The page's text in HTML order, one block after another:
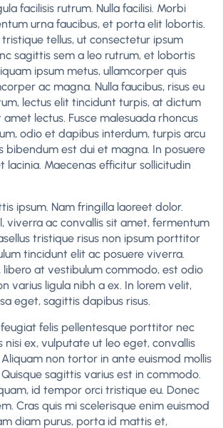
facilisis rutrum. Nulla facilisi. Morbi
urna faucibus, et porta elit lobortis.
tellus, ut consectetur ipsum
sagittis sem a leo rutrum, et lobortis
ipsum metus, ullamcorper quis
ac magna. Nulla faucibus, risus eu
lectus elit tincidunt turpis, at dictum
lectus. Fusce malesuada rhoncus
odio et dapibus interdum, turpis arcu
bibendum est dui et magna. In posuere
Maecenas efficitur sollicitudin
ipsum. Nam fringilla laoreet dolor.
viverra ac convallis sit amet, fermentum
tristique risus non ipsum porttitor
tincidunt elit ac posuere viverra.
libero at vestibulum commodo, est odio
varius ligula nibh a ex. In lorem velit,
eget, sagittis dapibus risus.
felis pellentesque porttitor nec
nisi ex, vulputate ut leo eget, convallis
non tortor in ante euismod mollis
sagittis varius est in commodo.
id tempor orci tristique eu. Donec
Cras quis mi scelerisque enim euismod
diam purus, porta id mattis et,